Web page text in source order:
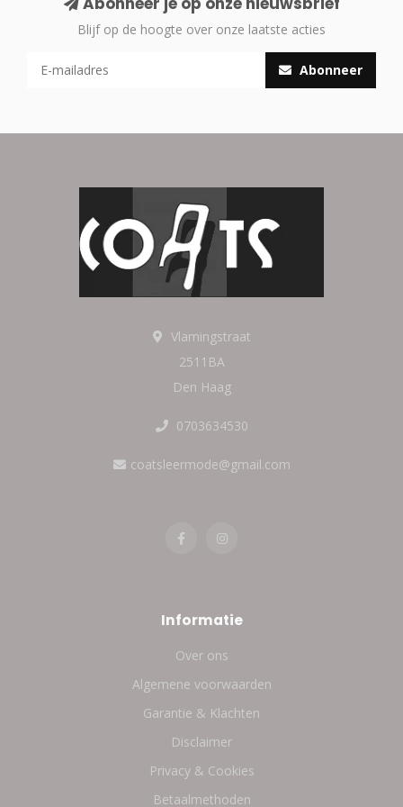
Blijf op de hoogte over onze laatste acties
Abonneer
Vlamingstraat
2511BA
Den Haag
0703634530
coatsleermode@gmail.com
Informatie
Over ons
Algemene voorwaarden
Garantie & Klachten
Disclaimer
Privacy & Cookies
Betaalmethoden